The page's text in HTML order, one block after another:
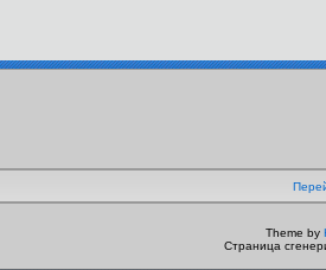
Theme by
Страница